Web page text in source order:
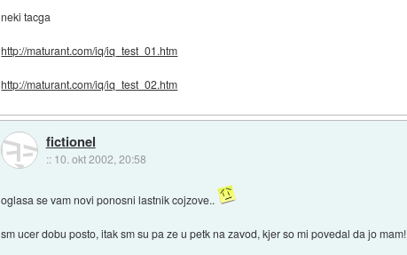
neki tacga
http://maturant.com/iq/iq_test_01.htm
http://maturant.com/iq/iq_test_02.htm
fictionel
:: 10. okt 2002, 20:58
oglasa se vam novi ponosni lastnik cojzove..
sm ucer dobu posto, itak sm su pa ze u petk na zavod, kjer so mi povedal da jo mam!